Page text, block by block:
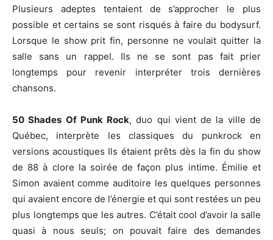
Plusieurs adeptes tentaient de s’approcher le plus
possible et certains se sont risqués à faire du bodysurf.
Lorsque le show prit fin, personne ne voulait quitter la
salle sans un rappel. Ils ne se sont pas fait prier
longtemps pour revenir interpréter trois dernières
chansons.
50 Shades Of Punk Rock, duo qui vient de la ville de
Québec, interprète les classiques du punkrock en
versions acoustiques Ils étaient prêts dès la fin du show
de 88 à clore la soirée de façon plus intime. Émilie et
Simon avaient comme auditoire les quelques personnes
qui avaient encore de l’énergie et qui sont restées un peu
plus longtemps que les autres. C’était cool d’avoir la salle
quasi à nous seuls; on pouvait faire des demandes